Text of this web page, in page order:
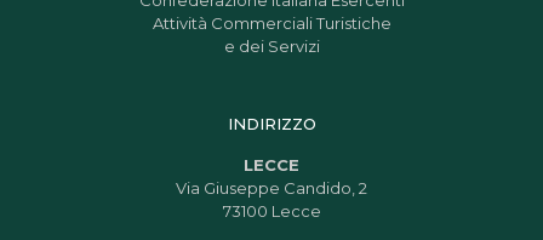
Attività Commerciali Turistiche
e dei Servizi
INDIRIZZO
LECCE
Via Giuseppe Candido, 2
73100 Lecce